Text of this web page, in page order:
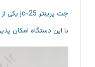
با این دستگاه امکان